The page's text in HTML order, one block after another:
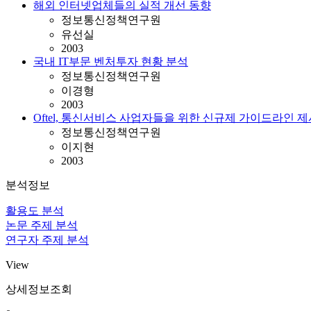
해외 인터넷업체들의 실적 개선 동향
정보통신정책연구원
유선실
2003
국내 IT부문 벤처투자 현황 분석
정보통신정책연구원
이경형
2003
Oftel, 통신서비스 사업자들을 위한 신규제 가이드라인 제
정보통신정책연구원
이지현
2003
분석정보
활용도 분석
논문 주제 분석
연구자 주제 분석
View
상세정보조회